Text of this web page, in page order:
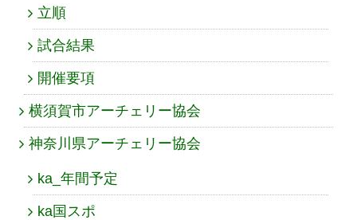
立順
試合結果
開催要項
横須賀市アーチェリー協会
神奈川県アーチェリー協会
ka_年間予定
ka国スポ